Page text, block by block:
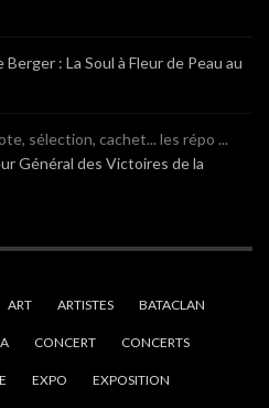
Berger : La Soul à Fleur de Peau au
sélection, cachet... les répo ...
Général des Victoires de la
ART ARTISTES BATACLAN
CONCERT CONCERTS
EXPO EXPOSITION